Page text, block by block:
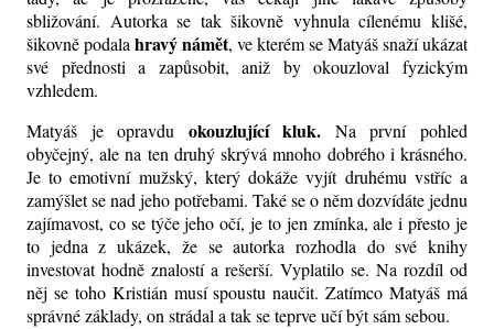
sbližování. Autorka se tak šikovně vyhnula cílenému klišé,
šikovně podala hravý námět, ve kterém se Matyáš snaží ukázat
své přednosti a zapůsobit, aniž by okouzloval fyzickým
vzhledem.
Matyáš je opravdu okouzlující kluk. Na první pohled
obyčejný, ale na ten druhý skrývá mnoho dobrého i krásného.
Je to emotivní mužský, který dokáže vyjít druhému vstříc a
zamýšlet se nad jeho potřebami. Také se o něm dozvídáte jednu
zajímavost, co se týče jeho očí, je to jen zmínka, ale i přesto je
to jedna z ukázek, že se autorka rozhodla do své knihy
investovat hodně znalostí a rešerší. Vyplatilo se. Na rozdíl od
něj se toho Kristián musí spoustu naučit. Zatímco Matyáš má
správné základy, on strádal a tak se teprve učí být sám sebou.